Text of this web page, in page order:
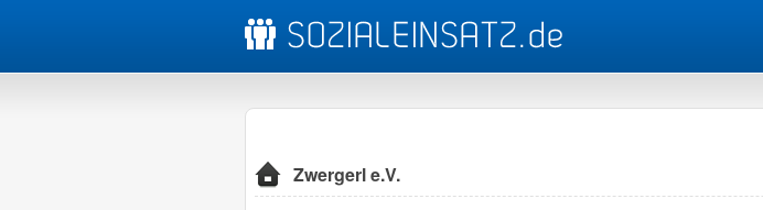
Zwergerl e.V.